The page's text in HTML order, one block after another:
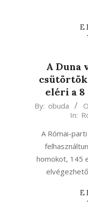
A Duna
csütörtök
eléri a
2024-
By: obuda
In:
A Római-
homokot, 145